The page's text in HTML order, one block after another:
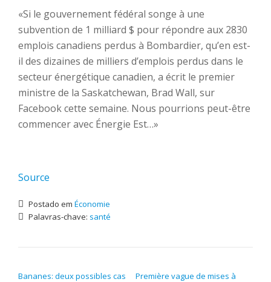
«Si le gouvernement fédéral songe à une
subvention de 1 milliard $ pour répondre aux 2830
emplois canadiens perdus à Bombardier, qu’en est-
il des dizaines de milliers d’emplois perdus dans le
secteur énergétique canadien, a écrit le premier
ministre de la Saskatchewan, Brad Wall, sur
Facebook cette semaine. Nous pourrions peut-être
commencer avec Énergie Est…»
Source
Postado em Économie
Palavras-chave: santé
Bananes: deux possibles cas Première vague de mises à